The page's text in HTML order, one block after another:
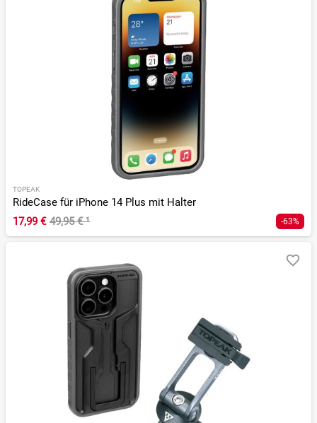
TOPEAK
RideCase für iPhone 14 Plus mit Halter
17,99 € 49,95 €¹ -63%